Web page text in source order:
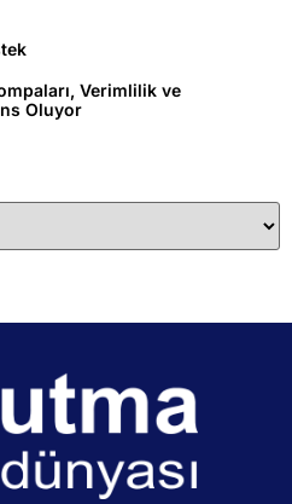
Verimlilik ve
Oluyor